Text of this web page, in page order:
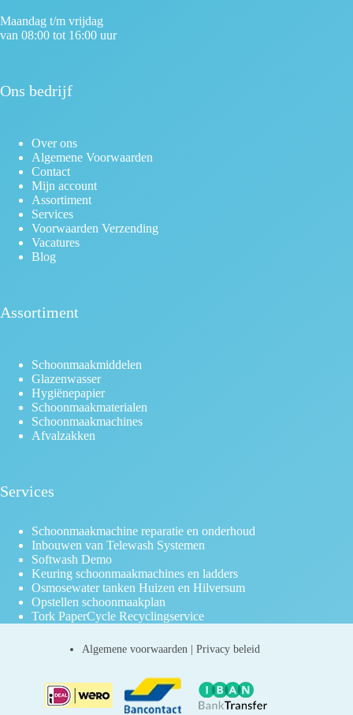
Maandag t/m vrijdag
van 08:00 tot 16:00 uur
Ons bedrijf
Over ons
Algemene Voorwaarden
Contact
Mijn account
Assortiment
Services
Voorwaarden Verzending
Vacatures
Blog
Assortiment
Schoonmaakmiddelen
Glazenwasser
Hygiënepapier
Schoonmaakmaterialen
Schoonmaakmachines
Afvalzakken
Services
Schoonmaakmachine reparatie en onderhoud
Inbouwen van Telewash Systemen
Softwash Demo
Keuring schoonmaakmachines en ladders
Osmosewater tanken Huizen en Hilversum
Opstellen schoonmaakplan
Tork PaperCycle Recyclingservice
Algemene voorwaarden |Privacy beleid